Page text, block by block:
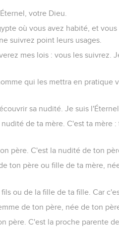
votre Dieu.
où vous avez habité, et
suivrez point leurs usages.
mes lois : vous les suivrez.
qui les mettra en pratique
sa nudité. Je suis l'Éternel.
de ta mère. C'est ta mère
père. C'est la nudité de ton
ton père ou fille de ta mère,
ou de la fille de ta fille. Car
de ton père, née de ton
père. C'est la proche parente